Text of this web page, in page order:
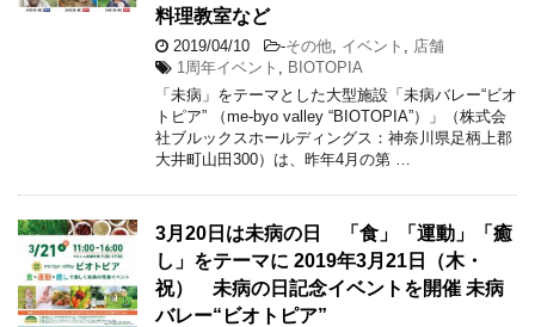
料理教室など
2019/04/10 -その他 イベント
店舗
1周年イベント
BIOTOPIA
「未病」をテーマとした大型施設「未病バレー“ビオ
トピア” （me-byo valley “BIOTOPIA”）」（株式会
社ブルックスホールディングス：神奈川県足柄上郡
大井町山田300）は、昨年4月の第 …
3月20日は未病の日 「食」「運動」「癒
し」をテーマに 2019年3月21日（木・
祝） 未病の日記念イベントを開催 未病
バレー“ビオトピア”